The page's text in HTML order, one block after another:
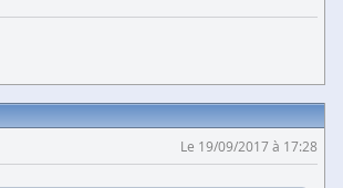
Le 19/09/2017 à 17:28